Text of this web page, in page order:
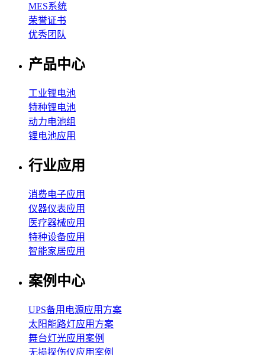
MES系统
荣誉证书
优秀团队
产品中心
工业锂电池
特种锂电池
动力电池组
锂电池应用
行业应用
消费电子应用
仪器仪表应用
医疗器械应用
特种设备应用
智能家居应用
案例中心
UPS备用电源应用方案
太阳能路灯应用方案
舞台灯光应用案例
无损探伤仪应用案例